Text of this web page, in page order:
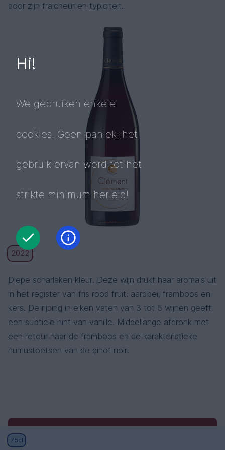
door zijn fraicheur en typiciteit.
2022
Diepe scharlaken kleur. Deze wijn drukt haar aroma's uit
in het register van fris rood fruit: aardbei, framboos en
kers. De rijping in eiken vaten van 3 tot 5 wijnen geeft
een subtiele hint van vanille. Middellange afdronk met
een retour naar de framboos en de karakteristieke
humustoetsen van de pinot noir.
75cl
Hi!
We gebruiken enkele
cookies. Geen paniek: het
gebruik ervan werd tot het
strikte minimum herleid!